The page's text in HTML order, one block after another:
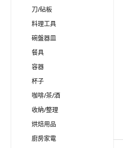
刀/砧板
料理工具
碗盤器皿
餐具
容器
杯子
咖啡/茶/酒
收納/整理
烘焙用品
廚房家電